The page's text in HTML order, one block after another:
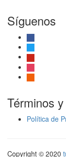
Síguenos
facebook
twitter
pinterest
instagram
rss
Términos
Política de
Copyright © 2020